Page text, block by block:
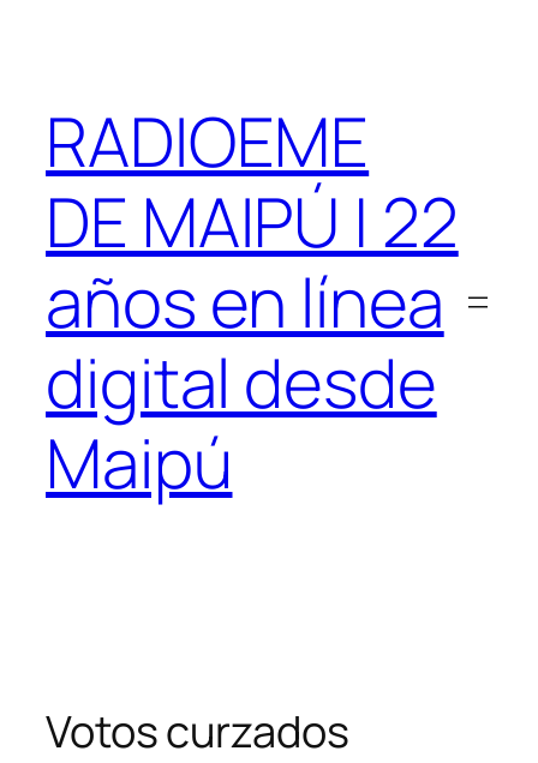
RADIOEME
DE MAIPÚ | 22
años en línea
digital desde
Maipú
Votos curzados